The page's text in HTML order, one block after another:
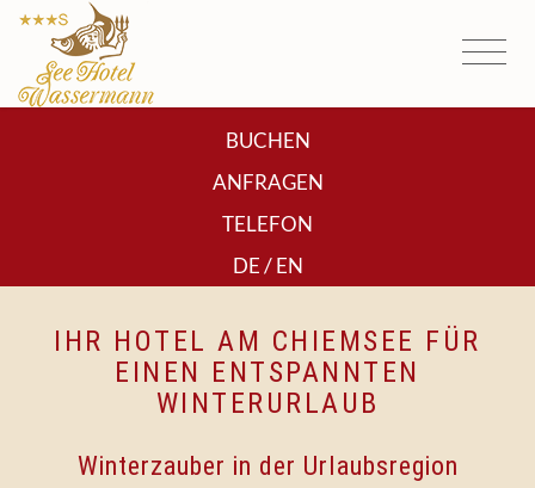
BUCHEN
ANFRAGEN
TELEFON
DE/EN
IHR HOTEL AM CHIEMSEE FÜR
EINEN ENTSPANNTEN
WINTERURLAUB
Winterzauber in der Urlaubsregion